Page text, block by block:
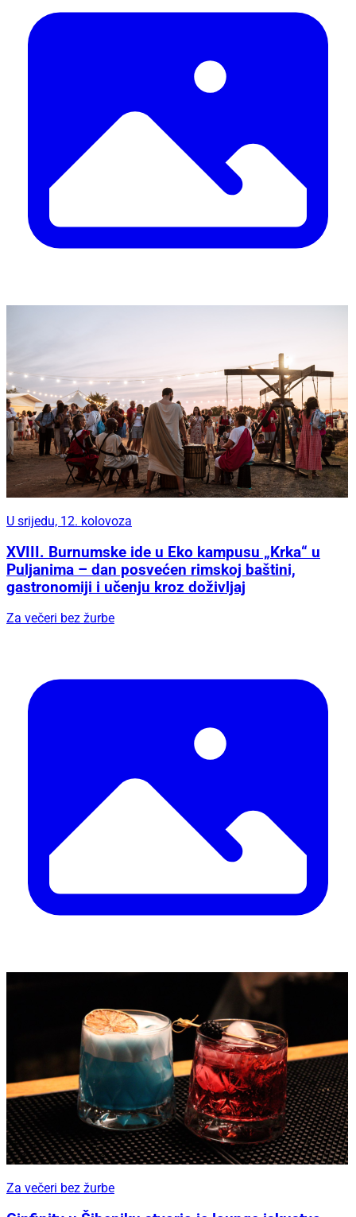
U srijedu, 12. kolovoza
XVIII. Burnumske ide u Eko kampusu „Krka“ u
Puljanima – dan posvećen rimskoj baštini,
gastronomiji i učenju kroz doživljaj
Za večeri bez žurbe
Za večeri bez žurbe